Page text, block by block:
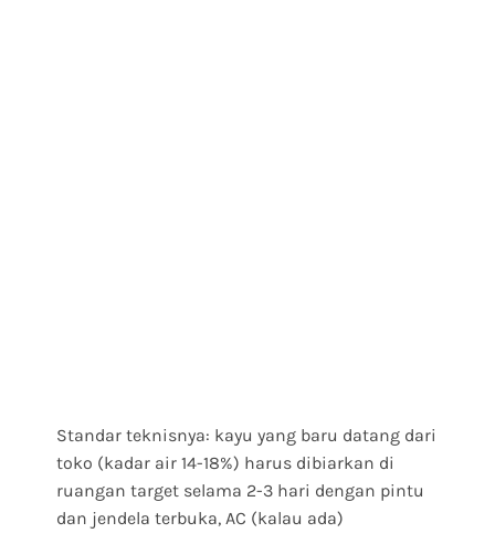
Standar teknisnya: kayu yang baru datang dari
toko (kadar air 14-18%) harus dibiarkan di
ruangan target selama 2-3 hari dengan pintu
dan jendela terbuka, AC (kalau ada)